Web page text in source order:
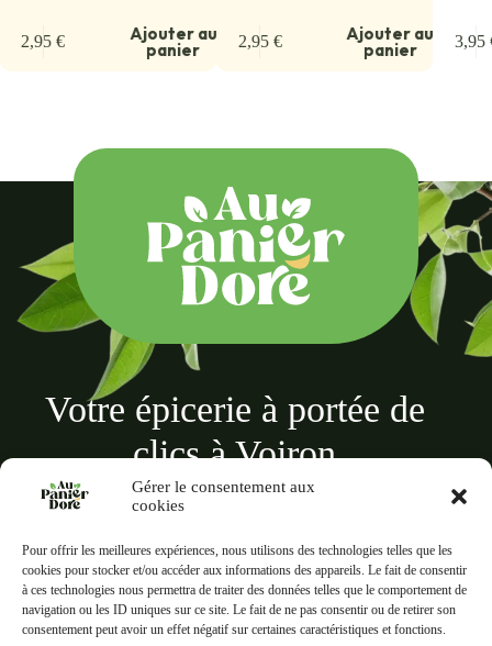
Gérer le consentement aux
cookies
Pour offrir les meilleures expériences, nous utilisons des technologies telles que les
cookies pour stocker et/ou accéder aux informations des appareils. Le fait de consentir
à ces technologies nous permettra de traiter des données telles que le comportement de
navigation ou les ID uniques sur ce site. Le fait de ne pas consentir ou de retirer son
consentement peut avoir un effet négatif sur certaines caractéristiques et fonctions.
2,95€ Ajouter au
panier 2,95 € Ajouter au
panier 3,95
Votre épicerie à portée de
clics à Voiron
Au panier doré
18 Rue des Terreaux, 38500 Voiron